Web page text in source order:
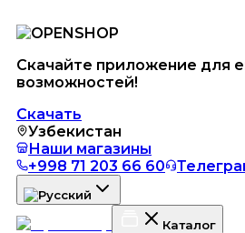
Скачайте приложение для
возможностей!
Скачать
Узбекистан
Наши магазины
+998 71 203 66 60
Каталог